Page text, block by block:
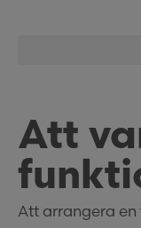
Att
Att arrangera